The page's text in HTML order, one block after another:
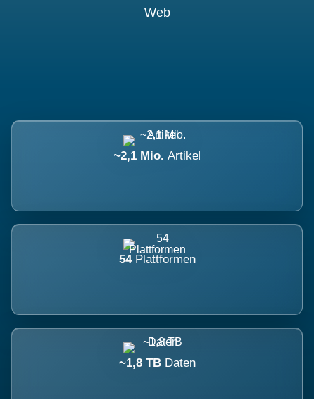
Web
~2,1 Mio. Artikel
54 Plattformen
~1,8 TB Daten